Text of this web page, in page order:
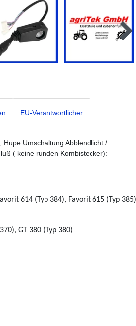
EU-Verantwortlicher
Hupe Umschaltung Abblendlicht /
( keine runden Kombistecker):
614 (Typ 384), Favorit 615 (Typ 385)
GT 380 (Typ 380)